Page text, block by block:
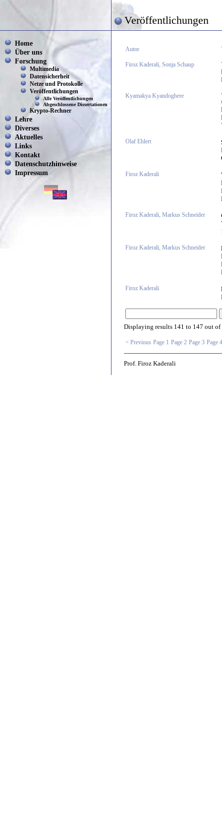
Veröffentlichungen
Home
Über uns
Forschung
Multimedia
Datensicherheit
Netze und Protokolle
Veröffentlichungen
Alle Veröffentlichungen
Abgeschlossene Dissertationen
Krypto-Rechner
Lehre
Diverses
Aktuelles
Links
Kontakt
Datenschutzhinweise
Impressum
Autor
Firoz Kaderali, Sonja Schaup
Kyamakya Kyandoghere
Olaf Ehlert
Firoz Kaderali
Firoz Kaderali, Markus Schneider
Firoz Kaderali, Markus Schneider
Firoz Kaderali
Displaying results 141 to 147 out of
< Previous Page 1 Page 2 Page 3 Page 4
Prof. Firoz Kaderali